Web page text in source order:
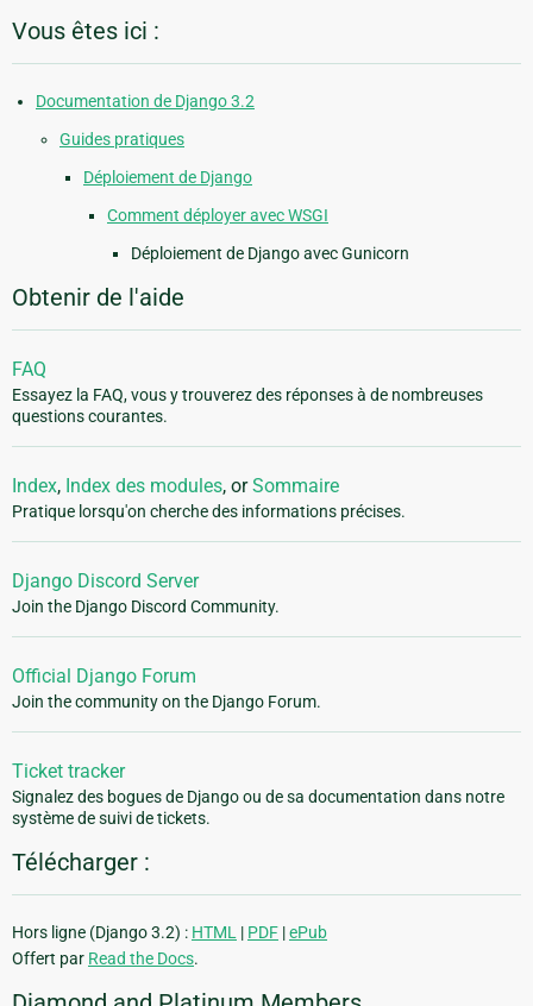
Vous êtes ici :
Documentation de Django 3.2
Guides pratiques
Déploiement de Django
Comment déployer avec WSGI
Déploiement de Django avec Gunicorn
Obtenir de l'aide
FAQ
Essayez la FAQ, vous y trouverez des réponses à de nombreuses
questions courantes.
Index, Index des modules, orSommaire
Pratique lorsqu'on cherche des informations précises.
Django Discord Server
Join the Django Discord Community.
Official Django Forum
Join the community on the Django Forum.
Ticket tracker
Signalez des bogues de Django ou de sa documentation dans notre
système de suivi de tickets.
Télécharger :
Hors ligne (Django 3.2) : HTML | PDF |ePub
Offert par Read the Docs.